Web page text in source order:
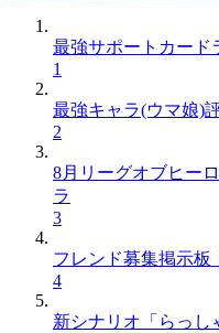
最強サポートカード
1
最強キャラ(ウマ娘)
2
8月リーグオブヒー
ラ
3
フレンド募集掲示板
4
新シナリオ「らっし